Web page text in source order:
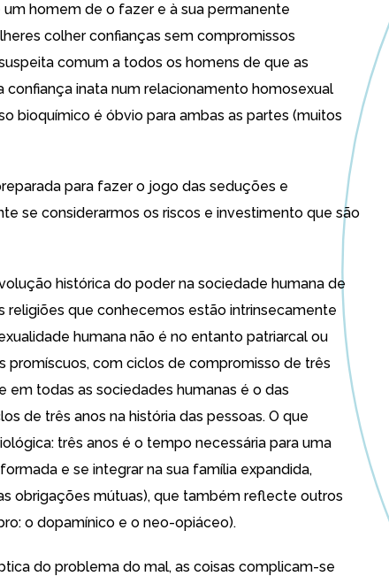
homem de o fazer e à sua permanente
colher confianças sem compromissos
comum a todos os homens de que as
confiança inata num relacionamento homosexual
bioquímico é óbvio para ambas as partes (muitos
para fazer o jogo das seduções e
se considerarmos os riscos e investimento que são
histórica do poder na sociedade humana de
religiões que conhecemos estão intrinsecamente
humana não é no entanto patriarcal ou
promíscuos, com ciclos de compromisso de três
em todas as sociedades humanas é o das
de três anos na história das pessoas. O que
três anos é o tempo necessária para uma
e se integrar na sua família expandida,
obrigações mútuas), que também reflecte outros
o dopamínico e o neo-opiáceo).
do problema do mal, as coisas complicam-se